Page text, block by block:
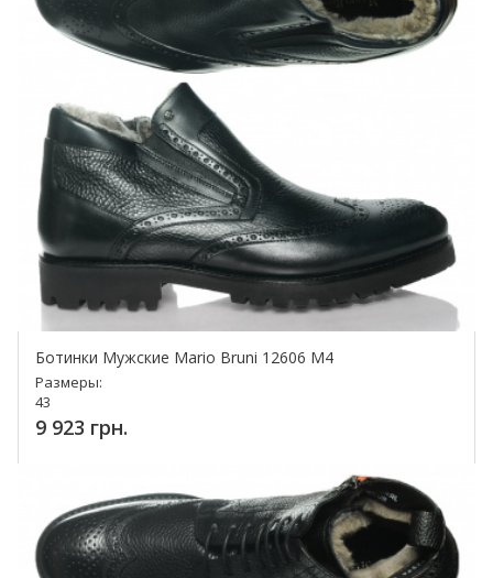
Ботинки Мужские Mario Bruni 12606 M4
Размеры:
43
9 923 грн.